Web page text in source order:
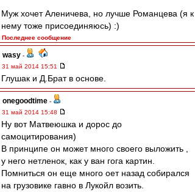
Муж хочет Аленичева, но лучше Романцева (я к
нему тоже присоединяюсь) :)
Последнее сообщение
wasy -
31 май 2014 15:51
Глушак и Д.Брат в основе.
onegoodtime -
31 май 2014 15:48
Ну вот Матвеюшка и дорос до
самоцитирования)
В принципе он может много своего выложить ,
у него нетленок, как у ван гога картин.
Помниться он еще много оет назад собирался
на грузовике гавно в Лукойл возить.